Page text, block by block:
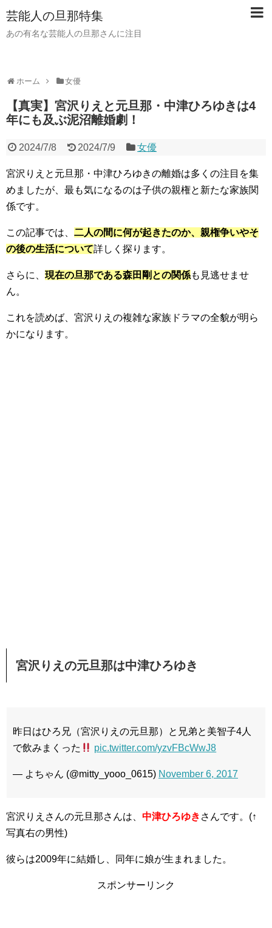
芸能人の旦那特集
あの有名な芸能人の旦那さんに注目
ホーム 女優
【真実】宮沢りえと元旦那・中津ひろゆきは4
年にも及ぶ泥沼離婚劇！
2024/7/8 2024/7/9 女優
宮沢りえと元旦那・中津ひろゆきの離婚は多くの注目を集
めましたが、最も気になるのは子供の親権と新たな家族関
係です。
この記事では、 二人の間に何が起きたのか、親権争いやそ
の後の生活について詳しく探ります。
さらに、 現在の旦那である森田剛との関係も見逃せませ
ん。
これを読めば、宮沢りえの複雑な家族ドラマの全貌が明ら
かになります。
宮沢りえの元旦那は中津ひろゆき
昨日はひろ兄（宮沢りえの元旦那）と兄弟と美智子4人
で飲みまくった
pic.twitter.com/yzvFBcWwJ8
— よちゃん (@mitty_yooo_0615) November 6, 2017
宮沢りえさんの元旦那さんは、 中津ひろゆき さんです。(↑
写真右の男性)
彼らは2009年に結婚し、同年に娘が生まれました。
スポンサーリンク